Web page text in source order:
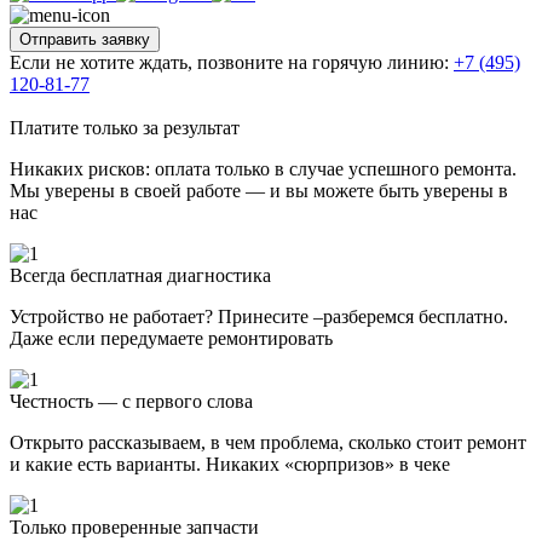
Отправить заявку
Если не хотите ждать, позвоните на горячую линию: +7 (495)
120-81-77
Платите только за результат
Никаких рисков: оплата только в случае успешного ремонта.
Мы уверены в своей работе — и вы можете быть уверены в
нас
Всегда бесплатная диагностика
Устройство не работает? Принесите –разберемся бесплатно.
Даже если передумаете ремонтировать
Честность — с первого слова
Открыто рассказываем, в чем проблема, сколько стоит ремонт
и какие есть варианты. Никаких «сюрпризов» в чеке
Только проверенные запчасти